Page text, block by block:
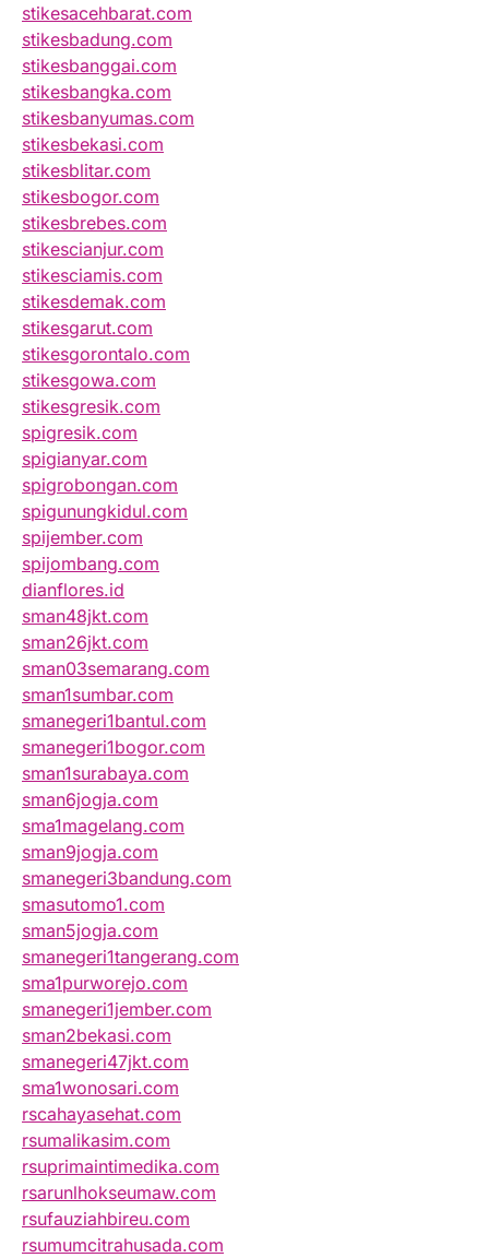
stikesacehbarat.com
stikesbadung.com
stikesbanggai.com
stikesbangka.com
stikesbanyumas.com
stikesbekasi.com
stikesblitar.com
stikesbogor.com
stikesbrebes.com
stikescianjur.com
stikesciamis.com
stikesdemak.com
stikesgarut.com
stikesgorontalo.com
stikesgowa.com
stikesgresik.com
spigresik.com
spigianyar.com
spigrobongan.com
spigunungkidul.com
spijember.com
spijombang.com
dianflores.id
sman48jkt.com
sman26jkt.com
sman03semarang.com
sman1sumbar.com
smanegeri1bantul.com
smanegeri1bogor.com
sman1surabaya.com
sman6jogja.com
sma1magelang.com
sman9jogja.com
smanegeri3bandung.com
smasutomo1.com
sman5jogja.com
smanegeri1tangerang.com
sma1purworejo.com
smanegeri1jember.com
sman2bekasi.com
smanegeri47jkt.com
sma1wonosari.com
rscahayasehat.com
rsumalikasim.com
rsuprimaintimedika.com
rsarunlhokseumaw.com
rsufauziahbireu.com
rsumumcitrahusada.com